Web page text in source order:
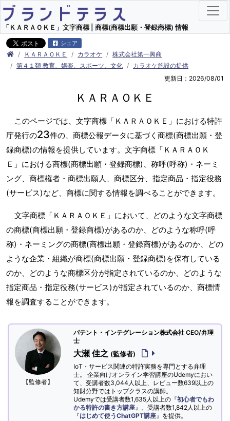
「ＫＡＲＡＯＫＥ」文字商標 | 商標(商標出願・登録商標) 情報
シェア
ＫＡＲＡＯＫＥ カラオケ
株式会社第一興商
第４１類 教育、娯楽、スポーツ、文化
カラオケ施設の提供
更新日：2026/08/01
ＫＡＲＡＯＫＥ
このページでは、文字商標「ＫＡＲＡＯＫＥ」における特許
庁発行の23件の、商標公報データに基づく商標(商標出願・登
録商標)の情報を提供しています。文字商標「ＫＡＲＡＯＫ
Ｅ」における商標(商標出願・登録商標)、称呼(呼称)・ネーミ
ング、商標権者・商標出願人、商標区分、指定商品・指定役務
(サービス)など、商標に関する情報を調べることができます。
文字商標「ＫＡＲＡＯＫＥ」において、どのような文字商標
の商標(商標出願・登録商標)があるのか、どのような称呼(呼
称)・ネーミングの商標(商標出願・登録商標)があるのか、どの
ような企業・組織が商標(商標出願・登録商標)を保有している
のか、どのような商標区分が指定されているのか、どのような
指定商品・指定役務(サービス)が指定されているのか、商標情
報を調査することができます。
【監修者】
パテント・インテグレーション株式会社 CEO/弁理
士
大瀬 佳之 (監修者)
IoT・サービス関連の特許実務を専門とする弁理
士。 企業向けオンライン学習講座のUdemyにおい
て、受講者数3,044人以上、レビュー数639以上の
知財分野ではトップクラスの講師。
Udemyでは受講者数1,635人以上の『初心者でもわ
かる特許の書き方講座 』、受講者数1,842人以上の
『はじめて使うChatGPT講座 』を提供。